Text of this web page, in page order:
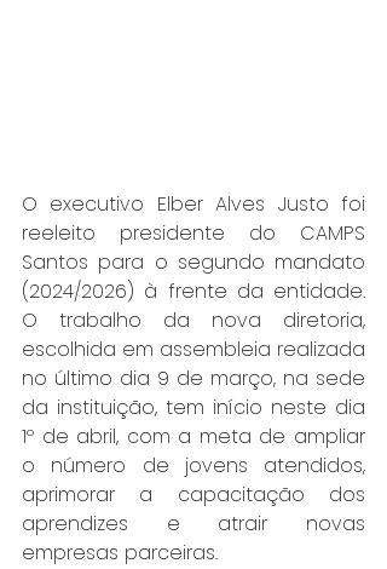
O executivo Elber Alves Justo foi
reeleito presidente do CAMPS
Santos para o segundo mandato
(2024/2026) à frente da entidade.
O trabalho da nova diretoria,
escolhida em assembleia realizada
no último dia 9 de março, na sede
da instituição, tem início neste dia
1º de abril, com a meta de ampliar
o número de jovens atendidos,
aprimorar a capacitação dos
aprendizes e atrair novas
empresas parceiras.